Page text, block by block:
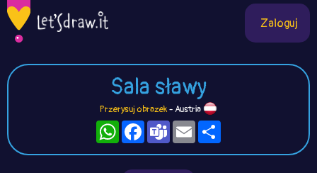
Zaloguj
Sala sławy
Przerysuj obrazek- Austria
WhatsAppFacebook
TeamsEmail